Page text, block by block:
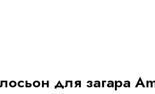
для загара